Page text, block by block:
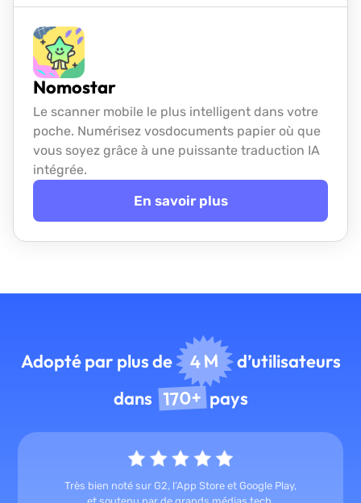
Nomostar
Le scanner mobile le plus intelligent dans votre
poche. Numérisez vosdocuments papier où que
vous soyez grâce à une puissante traduction IA
intégrée.
En savoir plus
Adopté par plus de 4 M
d’utilisateurs
dans 170+ pays
Très bien noté sur G2, l’App Store et Google Play,